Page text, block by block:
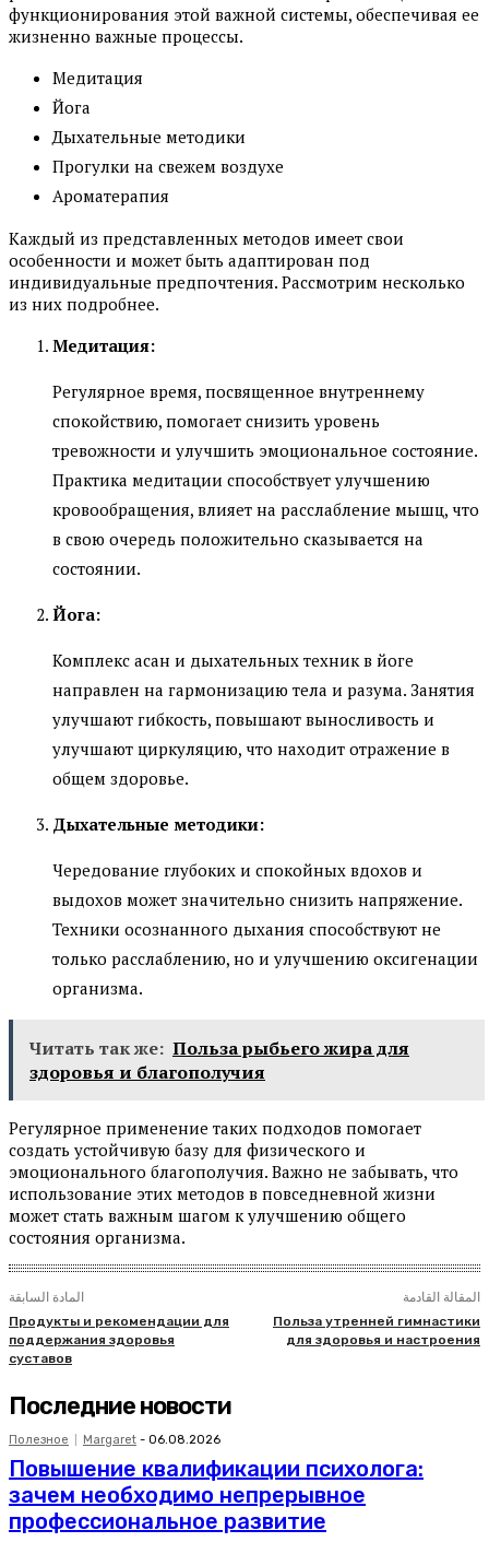
функционирования этой важной системы, обеспечивая ее
жизненно важные процессы.
Медитация
Йога
Дыхательные методики
Прогулки на свежем воздухе
Ароматерапия
Каждый из представленных методов имеет свои
особенности и может быть адаптирован под
индивидуальные предпочтения. Рассмотрим несколько
из них подробнее.
Медитация:
Регулярное время, посвященное внутреннему
спокойствию, помогает снизить уровень
тревожности и улучшить эмоциональное состояние.
Практика медитации способствует улучшению
кровообращения, влияет на расслабление мышц, что
в свою очередь положительно сказывается на
состоянии.
Йога:
Комплекс асан и дыхательных техник в йоге
направлен на гармонизацию тела и разума. Занятия
улучшают гибкость, повышают выносливость и
улучшают циркуляцию, что находит отражение в
общем здоровье.
Дыхательные методики:
Чередование глубоких и спокойных вдохов и
выдохов может значительно снизить напряжение.
Техники осознанного дыхания способствуют не
только расслаблению, но и улучшению оксигенации
организма.
Читать так же: Польза рыбьего жира для
здоровья и благополучия
Регулярное применение таких подходов помогает
создать устойчивую базу для физического и
эмоционального благополучия. Важно не забывать, что
использование этих методов в повседневной жизни
может стать важным шагом к улучшению общего
состояния организма.
المادة السابقة
Продукты и рекомендации для
поддержания здоровья
суставов
المقالة القادمة
Польза утренней гимнастики
для здоровья и настроения
Последние новости
Полезное Margaret - 06.08.2026
Повышение квалификации психолога:
зачем необходимо непрерывное
профессиональное развитие